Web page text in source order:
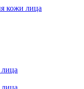
кожи лица